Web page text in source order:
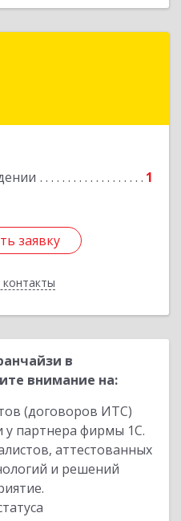
1
заявку
Кувандыкский р-н,
заявку
в
внимание на:
(договоров ИТС)
у партнера фирмы 1С.
аттестованных
и решений